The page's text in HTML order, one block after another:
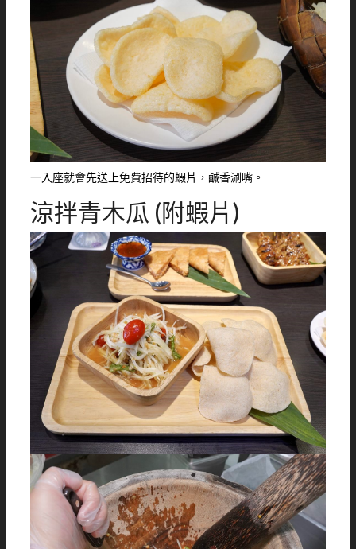
一入座就會先送上免費招待的蝦片，鹹香涮嘴。
涼拌青木瓜 (附蝦片)